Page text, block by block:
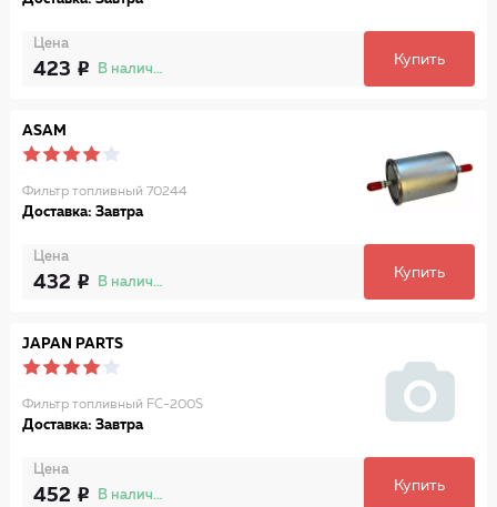
Цена
423 В наличии
Купить
ASAM
Фильтр топливный 70244
Доставка: Завтра
Цена
432 В наличии
Купить
JAPAN PARTS
Фильтр топливный FC-200S
Доставка: Завтра
Цена
452 В наличии
Купить